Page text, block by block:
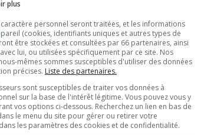
au 450 638-0911, poste 601 ou en
plus
personnel seront traitées, et les informations
(cookies, identifiants uniques et autres types de
être stockées et consultées par 66 partenaires, ainsi
lui, ou utilisées spécifiquement par ce site. Nos
mêmes sommes susceptibles d'utiliser des données
précises. Liste des partenaires.
sont susceptibles de traiter vos données à
sur la base de l'intérêt légitime. Vous pouvez vous y
vos options ci-dessous. Recherchez un lien en bas de
le menu du site pour gérer ou retirer votre
les paramètres des cookies et de confidentialité.